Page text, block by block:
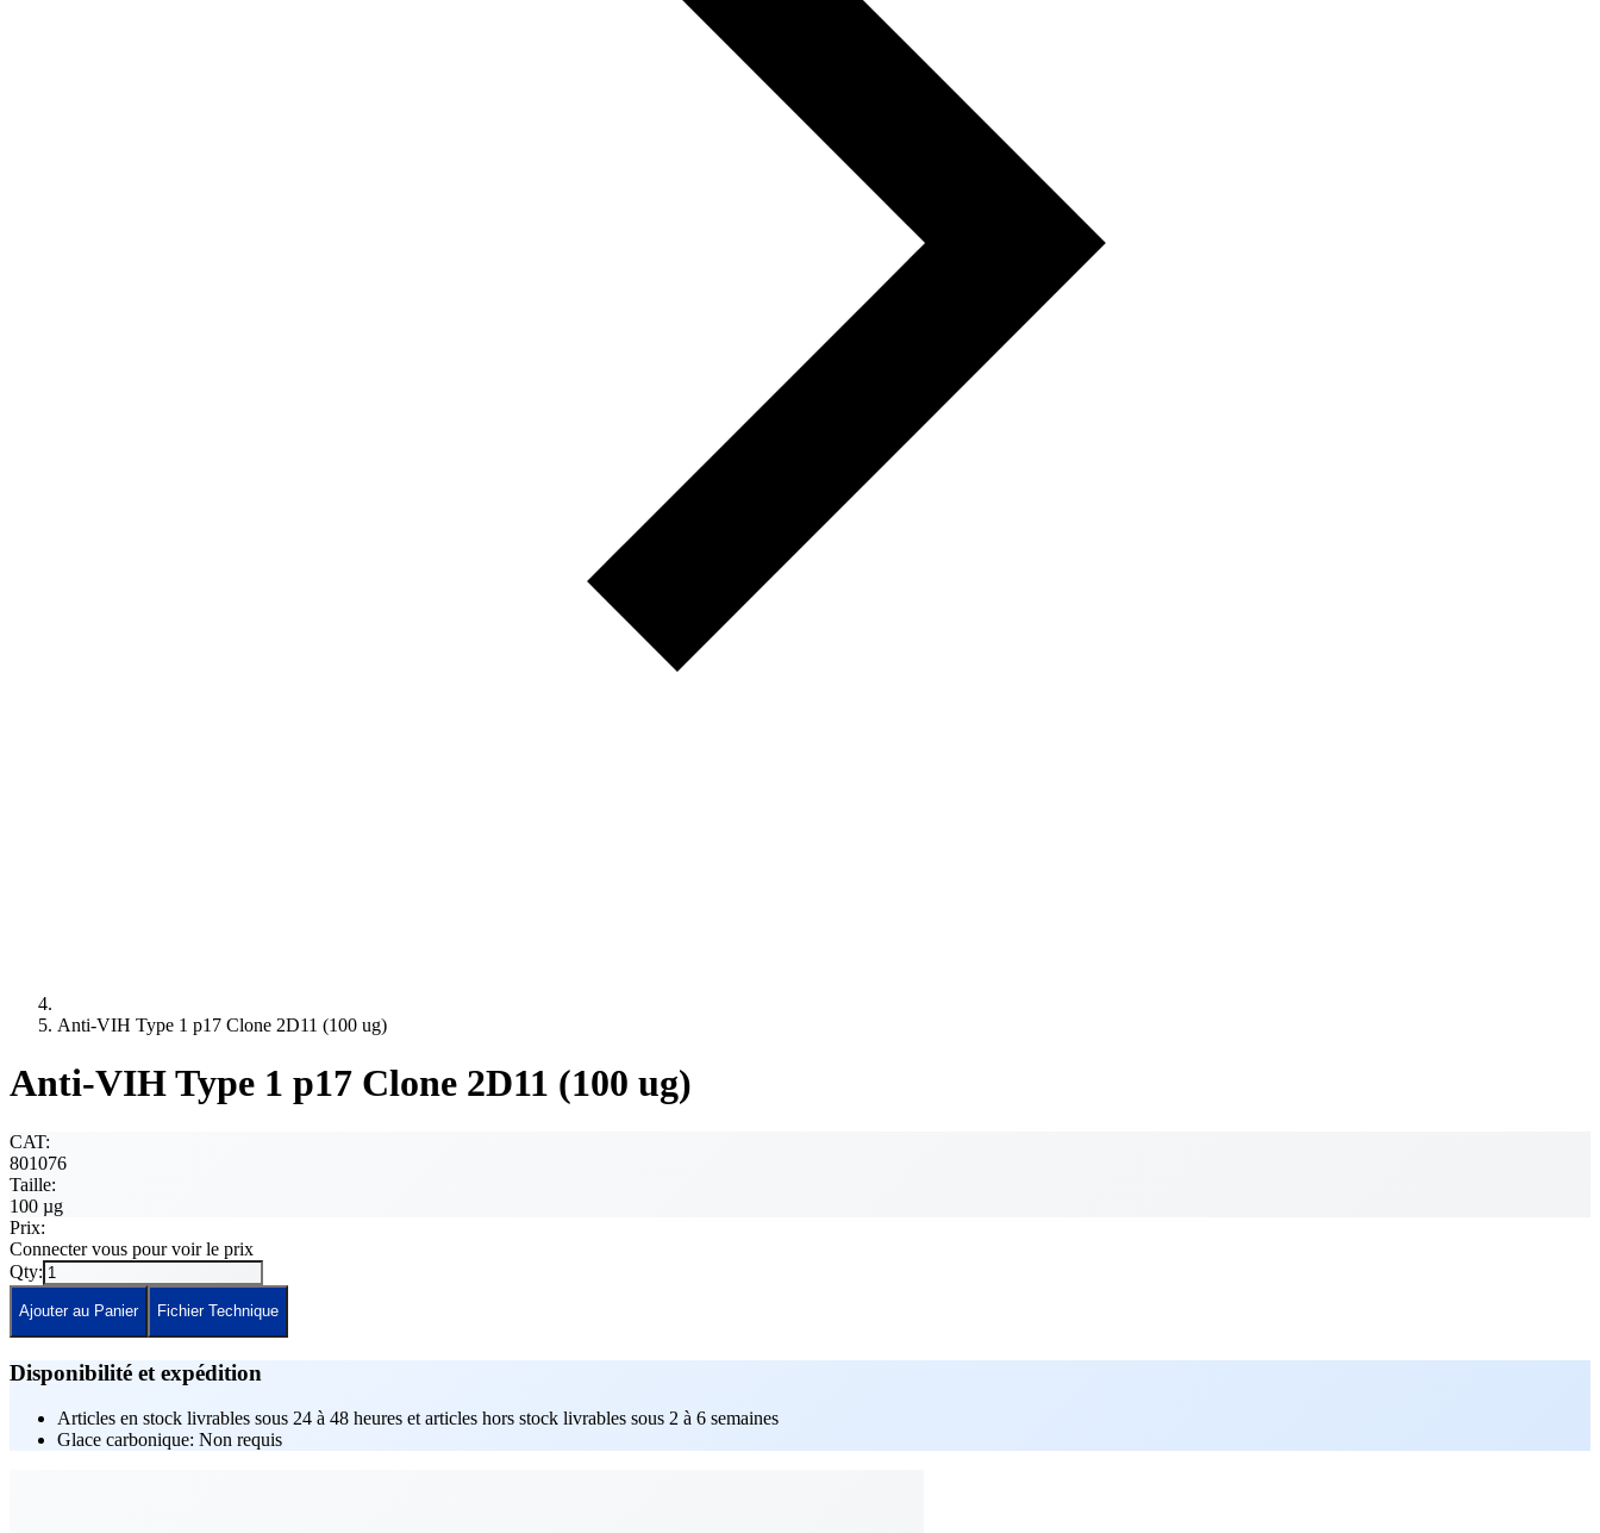
Anti-VIH Type 1 p17 Clone 2D11 (100 ug)
Anti-VIH Type 1 p17 Clone 2D11 (100 ug)
CAT:
801076
Taille:
100 µg
Prix:
Connecter vous pour voir le prix
Qty:
Ajouter au Panier Fichier Technique
Disponibilité et expédition
Articles en stock livrables sous 24 à 48 heures et articles hors stock livrables sous 2 à 6 semaines
Glace carbonique: Non requis